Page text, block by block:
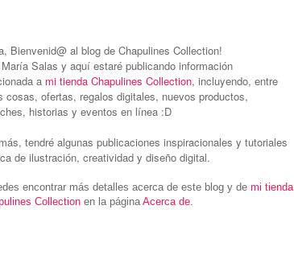
Bienvenid@ al blog de Chapulines Collection!
Salas y aquí estaré publicando información
a mi tienda Chapulines Collection, incluyendo, entre
cosas, ofertas, regalos digitales, nuevos productos,
historias y eventos en línea :D
tendré algunas publicaciones inspiracionales y tutoriales
de ilustración, creatividad y diseño digital.
encontrar más detalles acerca de este blog y de mi tienda
Collection en la página Acerca de